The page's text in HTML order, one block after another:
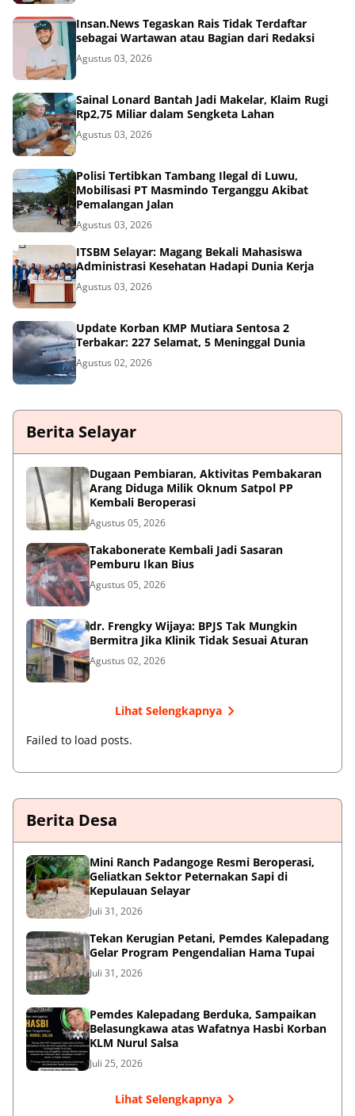
Insan.News Tegaskan Rais Tidak Terdaftar
sebagai Wartawan atau Bagian dari Redaksi
Agustus 03, 2026
Sainal Lonard Bantah Jadi Makelar, Klaim Rugi
Rp2,75 Miliar dalam Sengketa Lahan
Agustus 03, 2026
Polisi Tertibkan Tambang Ilegal di Luwu,
Mobilisasi PT Masmindo Terganggu Akibat
Pemalangan Jalan
Agustus 03, 2026
ITSBM Selayar: Magang Bekali Mahasiswa
Administrasi Kesehatan Hadapi Dunia Kerja
Agustus 03, 2026
Update Korban KMP Mutiara Sentosa 2
Terbakar: 227 Selamat, 5 Meninggal Dunia
Agustus 02, 2026
Berita Selayar
Dugaan Pembiaran, Aktivitas Pembakaran
Arang Diduga Milik Oknum Satpol PP
Kembali Beroperasi
Agustus 05, 2026
Takabonerate Kembali Jadi Sasaran
Pemburu Ikan Bius
Agustus 05, 2026
dr. Frengky Wijaya: BPJS Tak Mungkin
Bermitra Jika Klinik Tidak Sesuai Aturan
Agustus 02, 2026
Lihat Selengkapnya
Failed to load posts.
Berita Desa
‎Mini Ranch Padangoge Resmi Beroperasi,
Geliatkan Sektor Peternakan Sapi di
Kepulauan Selayar ‎
Juli 31, 2026
Tekan Kerugian Petani, Pemdes Kalepadang
Gelar Program Pengendalian Hama Tupai
Juli 31, 2026
Pemdes Kalepadang Berduka, Sampaikan
Belasungkawa atas Wafatnya Hasbi Korban
KLM Nurul Salsa
Juli 25, 2026
Lihat Selengkapnya